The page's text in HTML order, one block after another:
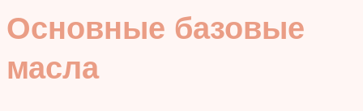
Основные базовые
масла